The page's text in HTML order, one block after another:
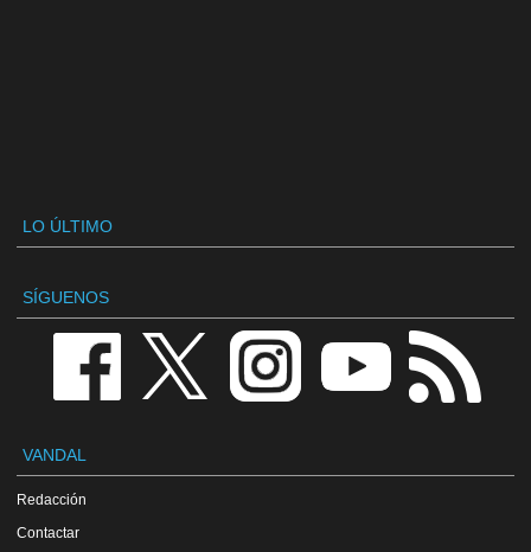
LO ÚLTIMO
SÍGUENOS
VANDAL
Redacción
Contactar